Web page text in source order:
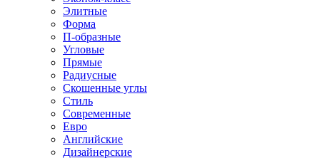
Элитные
Форма
П-образные
Угловые
Прямые
Радиусные
Скошенные углы
Стиль
Современные
Евро
Английские
Дизайнерские